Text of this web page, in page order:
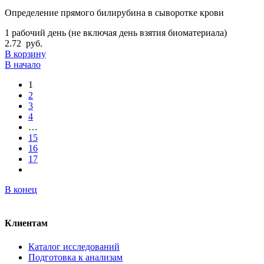
Определение прямого билирубина в сыворотке крови
1 рабочий день (не включая день взятия биоматериала)
2.72 руб.
В корзину
В начало
1
2
3
4
…
15
16
17
В конец
Клиентам
Каталог исследований
Подготовка к анализам